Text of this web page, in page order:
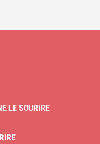
LE SOURIRE